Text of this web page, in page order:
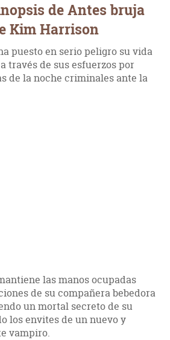
de Antes bruja
Kim Harrison
puesto en serio peligro su vida
través de sus esfuerzos por
de la noche criminales ante la
las manos ocupadas
de su compañera bebedora
un mortal secreto de su
los envites de un nuevo y
vampiro.